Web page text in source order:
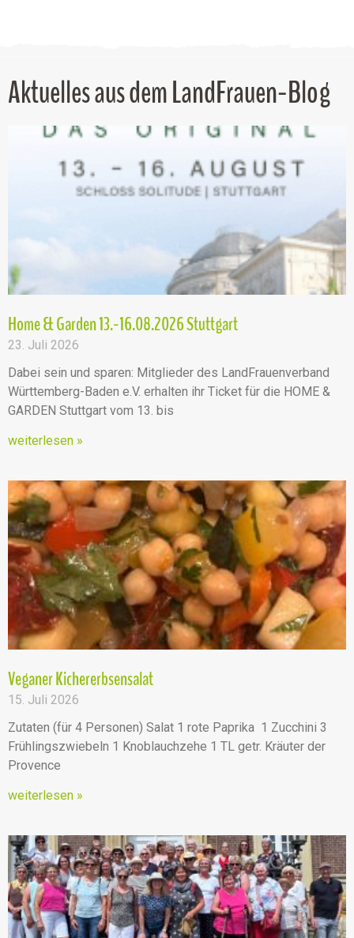
Aktuelles aus dem LandFrauen-Blog
Home & Garden 13.-16.08.2026 Stuttgart
23. Juli 2026
Dabei sein und sparen: Mitglieder des LandFrauenverband
Württemberg-Baden e.V. erhalten ihr Ticket für die HOME &
GARDEN Stuttgart vom 13. bis
weiterlesen »
Veganer Kichererbsensalat
15. Juli 2026
Zutaten (für 4 Personen) Salat 1 rote Paprika 1 Zucchini 3
Frühlingszwiebeln 1 Knoblauchzehe 1 TL getr. Kräuter der
Provence
weiterlesen »